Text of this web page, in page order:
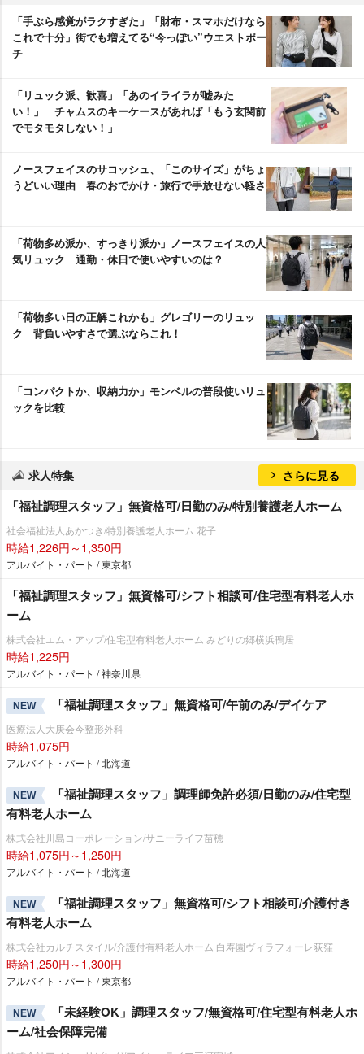
「手ぶら感覚がラクすぎた」「財布・スマホだけなら
これで十分」街でも増えてる“今っぽい”ウエストポー
チ
「リュック派、歓喜」「あのイライラが嘘みた
い！」 チャムスのキーケースがあれば「もう玄関前
でモタモタしない！」
ノースフェイスのサコッシュ、「このサイズ」がちょ
うどいい理由 春のおでかけ・旅行で手放せない軽さ
「荷物多め派か、すっきり派か」ノースフェイスの人
気リュック 通勤・休日で使いやすいのは？
「荷物多い日の正解これかも」グレゴリーのリュッ
ク 背負いやすさで選ぶならこれ！
「コンパクトか、収納力か」モンベルの普段使いリュ
ックを比較
求人特集 さらに見る
「福祉調理スタッフ」無資格可/日勤のみ/特別養護老人ホーム
社会福祉法人あかつき/特別養護老人ホーム 花子
時給1,226円～1,350円
アルバイト・パート / 東京都
「福祉調理スタッフ」無資格可/シフト相談可/住宅型有料老人ホ
ーム
株式会社エム・アップ/住宅型有料老人ホーム みどりの郷横浜鴨居
時給1,225円
アルバイト・パート / 神奈川県
NEW 「福祉調理スタッフ」無資格可/午前のみ/デイケア
医療法人大庚会今整形外科
時給1,075円
アルバイト・パート / 北海道
NEW
「福祉調理スタッフ」調理師免許必須/日勤のみ/住宅型
有料老人ホーム
株式会社川島コーポレーション/サニーライフ苗穂
時給1,075円～1,250円
アルバイト・パート / 北海道
NEW
「福祉調理スタッフ」無資格可/シフト相談可/介護付き
有料老人ホーム
株式会社カルチスタイル/介護付有料老人ホーム 白寿園ヴィラフォーレ荻窪
時給1,250円～1,300円
アルバイト・パート / 東京都
NEW
「未経験OK」調理スタッフ/無資格可/住宅型有料老人ホ
ーム/社会保障完備